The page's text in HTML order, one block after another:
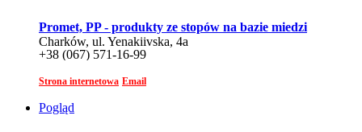
Promet, PP - produkty ze stopów na bazie miedzi
Charków, ul. Yenakiivska, 4a
+38 (067) 571-16-99
Strona internetowa Email
Pogląd